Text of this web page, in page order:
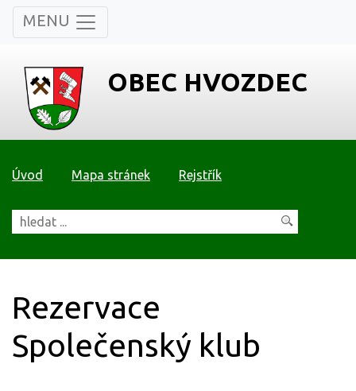
MENU
OBEC HVOZDEC
Úvod Mapa stránek Rejstřík
Rezervace
Společenský klub